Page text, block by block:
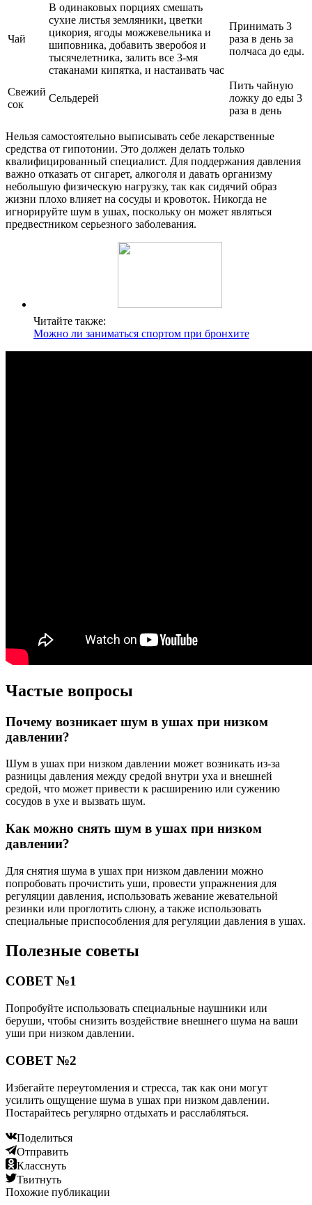
Чай
В одинаковых порциях смешать
сухие листья земляники, цветки
цикория, ягоды можжевельника и
шиповника, добавить зверобоя и
тысячелетника, залить все 3-мя
стаканами кипятка, и настаивать час
Принимать 3
раза в день за
полчаса до еды.
Свежий
сок
Сельдерей
Пить чайную
ложку до еды 3
раза в день
Нельзя самостоятельно выписывать себе лекарственные
средства от гипотонии. Это должен делать только
квалифицированный специалист. Для поддержания давления
важно отказать от сигарет, алкоголя и давать организму
небольшую физическую нагрузку, так как сидячий образ
жизни плохо влияет на сосуды и кровоток. Никогда не
игнорируйте шум в ушах, поскольку он может являться
предвестником серьезного заболевания.
Читайте также:
Можно ли заниматься спортом при бронхите
Частые вопросы
Почему возникает шум в ушах при низком
давлении?
Шум в ушах при низком давлении может возникать из-за
разницы давления между средой внутри уха и внешней
средой, что может привести к расширению или сужению
сосудов в ухе и вызвать шум.
Как можно снять шум в ушах при низком
давлении?
Для снятия шума в ушах при низком давлении можно
попробовать прочистить уши, провести упражнения для
регуляции давления, использовать жевание жевательной
резинки или проглотить слюну, а также использовать
специальные приспособления для регуляции давления в ушах.
Полезные советы
СОВЕТ №1
Попробуйте использовать специальные наушники или
беруши, чтобы снизить воздействие внешнего шума на ваши
уши при низком давлении.
СОВЕТ №2
Избегайте переутомления и стресса, так как они могут
усилить ощущение шума в ушах при низком давлении.
Постарайтесь регулярно отдыхать и расслабляться.
Поделиться
Отправить
Класснуть
Твитнуть
Похожие публикации